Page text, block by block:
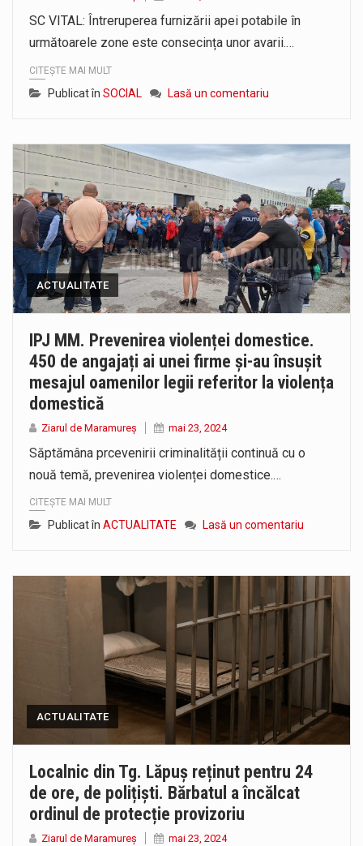
SC VITAL: Întreruperea furnizării apei potabile în
următoarele zone este consecința unor avarii.…
CITEȘTE MAI MULT
Publicat în SOCIAL Lasă un comentariu
ACTUALITATE
IPJ MM. Prevenirea violenței domestice.
450 de angajați ai unei firme și-au însușit
mesajul oamenilor legii referitor la violența
domestică
Ziarul de Maramureș mai 23, 2024
Săptămâna prcevenirii criminalității continuă cu o
nouă temă, prevenirea violenței domestice.…
CITEȘTE MAI MULT
Publicat în ACTUALITATE Lasă un comentariu
ACTUALITATE
Localnic din Tg. Lăpuș reținut pentru 24
de ore, de polițiști. Bărbatul a încălcat
ordinul de protecție provizoriu
Ziarul de Maramureș mai 23, 2024